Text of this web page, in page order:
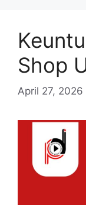
Shop
April 27, 2026